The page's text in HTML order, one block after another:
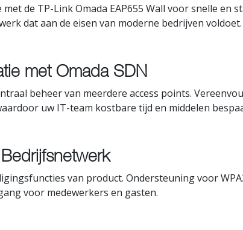
de TP-Link Omada EAP655 Wall voor snelle en
dat aan de eisen van moderne bedrijven voldoet.
met Omada SDN
beheer van meerdere access points.
uw IT-team kostbare tijd en middelen
van product. Ondersteuning voor
voor medewerkers en gasten.